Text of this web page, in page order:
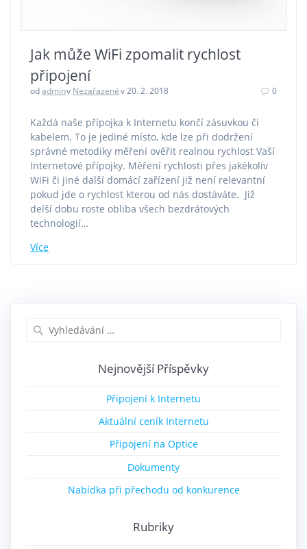
Jak může WiFi zpomalit rychlost
připojení
odadminv Nezařazenév 20. 2. 2018 0
Každá naše přípojka k Internetu končí zásuvkou či
kabelem. To je jediné místo, kde lze při dodržení
správné metodiky měření ověřit realnou rychlost Vaší
Internetové přípojky. Měření rychlosti přes jakékoliv
WiFi či jiné další domácí zařízení již není relevantní
pokud jde o rychlost kterou od nás dostáváte. Již
delší dobu roste obliba všech bezdrátových
technologií…
Více
Nejnovější Příspěvky
Připojení k Internetu
Aktuální ceník Internetu
Připojení na Optice
Dokumenty
Nabídka při přechodu od konkurence
Rubriky